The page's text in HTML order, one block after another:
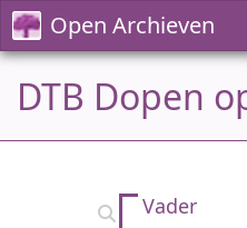
Open Archieven
DTB Dopen
Vader